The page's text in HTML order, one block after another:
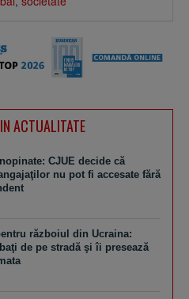
ACTUALITATE
CJUE decide că
nu pot fi accesate fără
războiul din Ucraina:
de pe stradă şi îi presează